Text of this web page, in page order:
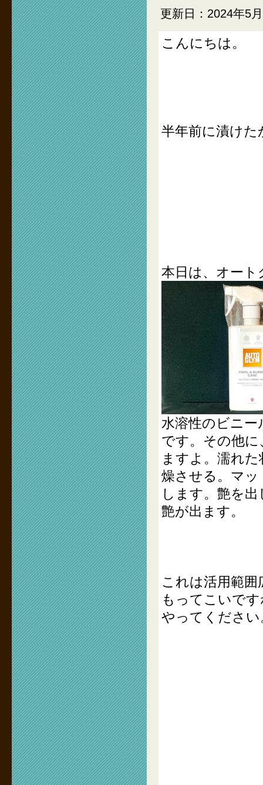
更新日：2024年5
こんにちは。
半年前に漬け
本日は、オート
水溶性のビニ
です。その他
ますよ。濡れ
燥させる。マ
します。艶を
艶が出ます。
これは活用範
もってこいで
やってください